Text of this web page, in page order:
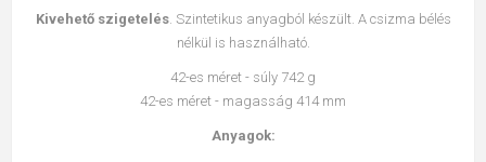
Kivehető szigetelés. Szintetikus anyagból készült. A csizma bélés
nélkül is használható.
42-es méret - súly 742 g
42-es méret - magasság 414 mm
Anyagok: